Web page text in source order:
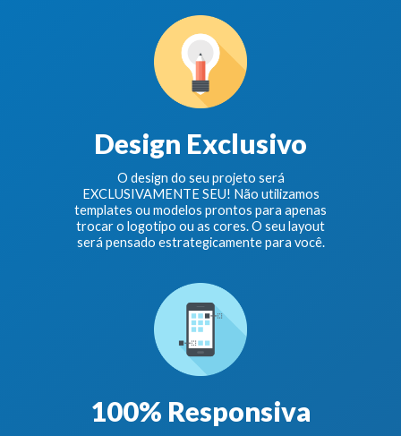
Design Exclusivo
O design do seu projeto será
EXCLUSIVAMENTE SEU! Não utilizamos
templates ou modelos prontos para apenas
trocar o logotipo ou as cores. O seu layout
será pensado estrategicamente para você.
100% Responsiva